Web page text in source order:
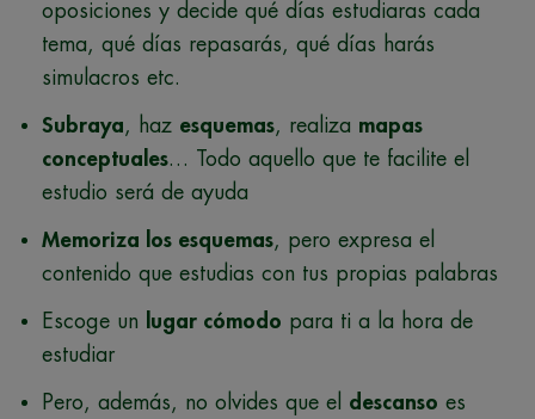
oposiciones y decide qué días estudiaras cada
tema, qué días repasarás, qué días harás
simulacros etc.
Subraya, haz esquemas, realiza mapas
conceptuales… Todo aquello que te facilite el
estudio será de ayuda
Memoriza los esquemas, pero expresa el
contenido que estudias con tus propias palabras
Escoge un lugar cómodo para ti a la hora de
estudiar
Pero, además, no olvides que el descanso es